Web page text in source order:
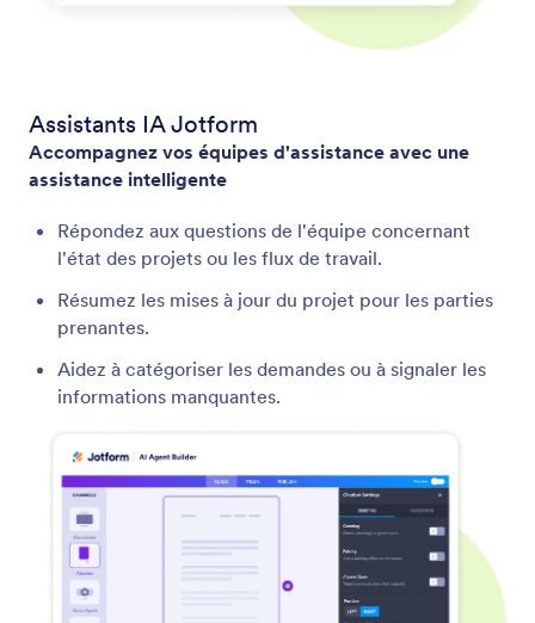
Assistants IA Jotform
Accompagnez vos équipes d'assistance avec une
assistance intelligente
Répondez aux questions de l'équipe concernant
l'état des projets ou les flux de travail.
Résumez les mises à jour du projet pour les parties
prenantes.
Aidez à catégoriser les demandes ou à signaler les
informations manquantes.